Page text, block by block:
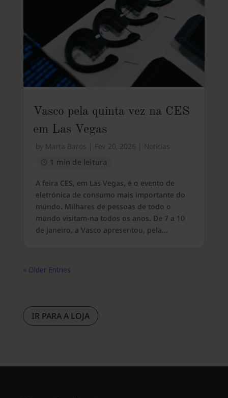
Vasco pela quinta vez na CES
em Las Vegas
by Marta Baros Fev 20, 2026
Notícias
1 min de leitura
A feira CES, em Las Vegas, é o evento de
eletrónica de consumo mais importante do
mundo. Milhares de pessoas de todo o
mundo visitam-na todos os anos. De 7 a 10
de janeiro, a Vasco apresentou, pela...
« Older Entries
IR PARA A LOJA